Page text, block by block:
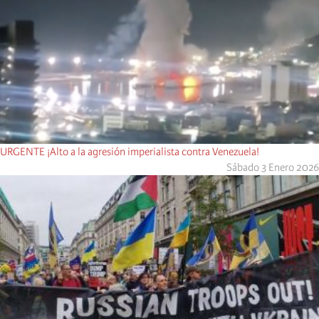
URGENTE ¡Alto a la agresión imperialista contra Venezuela!
Sábado 3 Enero 2026